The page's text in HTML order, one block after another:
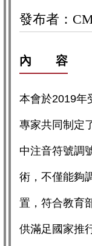
發布者：
內 容
本會於2019年
專家共同制定
中注音符號調
術，不僅能夠
置，符合教育
供滿足國家推